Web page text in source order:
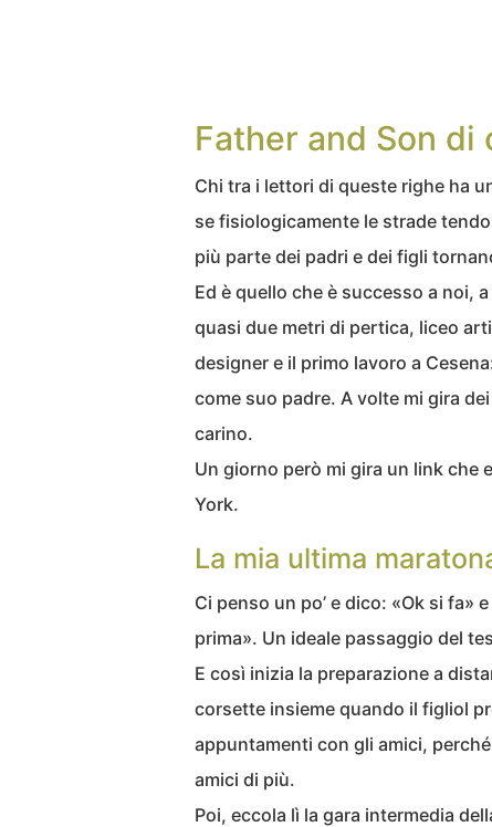
Father and Son di
Chi tra i lettori di queste righe ha
se fisiologicamente le strade
più parte dei padri e dei figli
Ed è quello che è successo a noi,
quasi due metri di pertica, liceo
designer e il primo lavoro a
come suo padre. A volte mi gira
carino.
Un giorno però mi gira un link che
York.
La mia ultima
Ci penso un po’ e dico: «Ok si fa»
prima». Un ideale passaggio del
E così inizia la preparazione a
corsette insieme quando il figliol
appuntamenti con gli amici,
amici di più.
Poi, eccola lì la gara intermedia